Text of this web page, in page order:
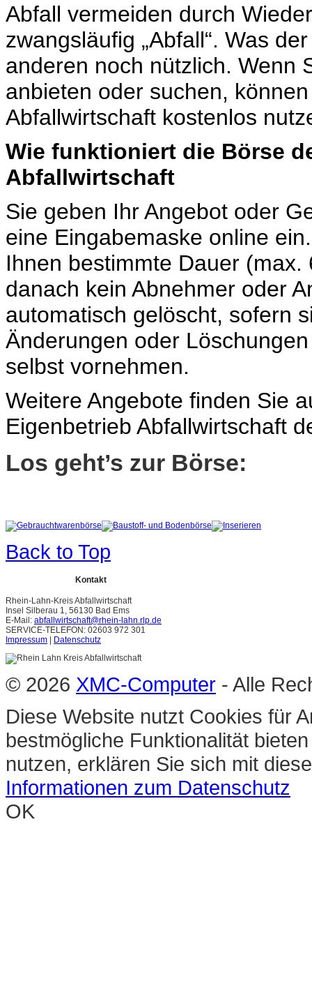
Abfall vermeiden durch
zwangsläufig „Abfall“. Was
anderen noch nützlich. Wenn
anbieten oder suchen,
Abfallwirtschaft kostenlos
Wie funktioniert die Börse
Abfallwirtschaft
Sie geben Ihr Angebot oder
eine Eingabemaske online
Ihnen bestimmte Dauer
danach kein Abnehmer oder
automatisch gelöscht, sofern
Änderungen oder
selbst vornehmen.
Weitere Angebote finden Sie
Eigenbetrieb Abfallwirtschaft
Los geht’s zur Börse:
Gebrauchtwarenbörse Baustoff- und Bodenbörse Inserieren
Back to Top
Kontakt
Rhein-Lahn-Kreis Abfallwirtschaft
Insel Silberau 1, 56130 Bad Ems
E-Mail: abfallwirtschaft@rhein-lahn.rlp.de
SERVICE-TELEFON: 02603 972 301
Impressum
Datenschutz
© 2026 XMC-Computer - Alle
Diese Website nutzt Cookies für
bestmögliche Funktionalität
nutzen, erklären Sie sich mit
Informationen zum Datenschutz
OK